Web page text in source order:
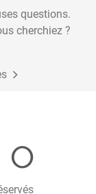
des pierres en
intellectuelle
questions.
cherchiez ?